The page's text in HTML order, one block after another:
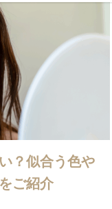
？似合う色や
ご紹介